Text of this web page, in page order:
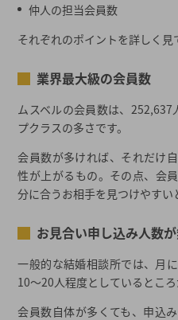
仲人の担当会員数
それぞれのポイントを詳しく見
業界最大級の会員数
ムスベルの会員数は、
プクラスの多さです。
会員数が多ければ、それだけ
性が上がるもの。その点、会
分に合うお相手を見つけやすい
お見合い申し込み人数
一般的な結婚相談所では、月
10～20人程度としているところ
会員数自体が多くても、申込